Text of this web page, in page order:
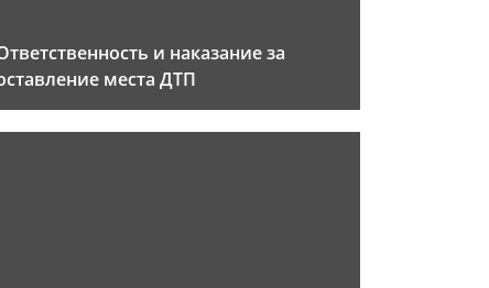
и наказание за
места ДТП